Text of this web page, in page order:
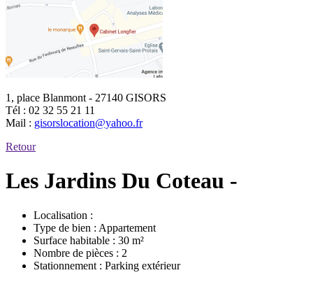
1, place Blanmont - 27140 GISORS
Tél : 02 32 55 21 11
Mail : gisorslocation@yahoo.fr
Retour
Les Jardins Du Coteau -
Localisation :
Type de bien : Appartement
Surface habitable : 30 m²
Nombre de pièces : 2
Stationnement : Parking extérieur